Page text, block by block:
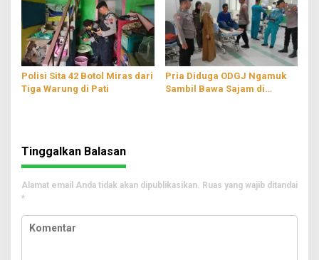
Polisi Sita 42 Botol Miras dari
Tiga Warung di Pati
Pria Diduga ODGJ Ngamuk
Sambil Bawa Sajam di
Tinggalkan Balasan
Alamat email Anda tidak akan dipublikasikan. Ruas yang wajib ditandai
*